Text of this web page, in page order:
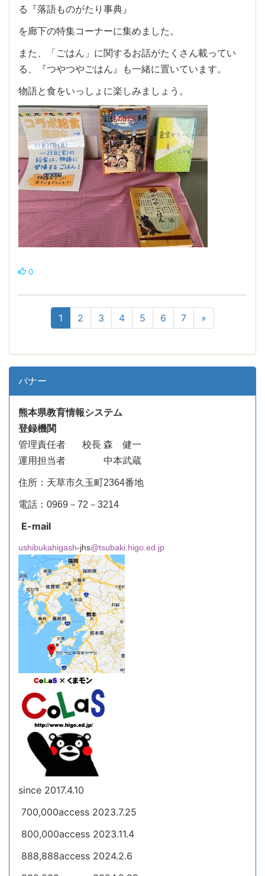
る『落語ものがたり事典』
を廊下の特集コーナーに集めました。
また、「ごはん」に関するお話がたくさん載ってい
る、『つやつやごはん』も一緒に置いています。
物語と食をいっしょに楽しみましょう。
0
1 2 3 4 5 6 7 »
バナー
熊本県教育情報システム
登録機関
管理責任者 校長 森 健一
運用担当者 中本武蔵
住所：天草市久玉町2364番地
電話：0969－72－3214
E-mail
ushibukahigash-jhs@tsubaki.higo.ed.jp
since 2017.4.10
700,000access 2023.7.25
800,000access 2023.11.4
888,888access 2024.2.6